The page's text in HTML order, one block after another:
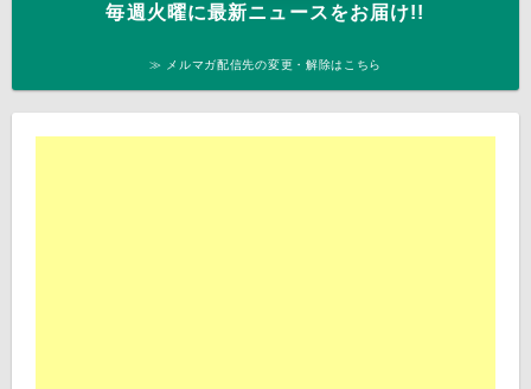
毎週火曜に最新ニュースをお届け!!
≫ メルマガ配信先の変更・解除はこちら